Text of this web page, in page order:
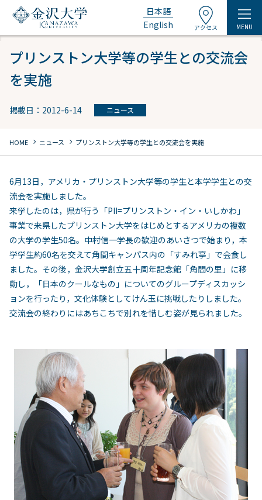
日本語
English
アクセス MENU
プリンストン大学等の学生との交流会
を実施
掲載日：2012-6-14 ニュース
HOME chevron_right ニュース chevron_right プリンストン大学等の学生との交流会を実施
6月13日，アメリカ・プリンストン大学等の学生と本学学生との交
流会を実施しました。
来学したのは，県が行う「PII=プリンストン・イン・いしかわ」
事業で来県したプリンストン大学をはじめとするアメリカの複数
の大学の学生50名。中村信一学長の歓迎のあいさつで始まり，本
学学生約60名を交えて角間キャンパス内の「すみれ亭」で会食し
ました。その後，金沢大学創立五十周年記念館「角間の里」に移
動し，「日本のクールなもの」についてのグループディスカッシ
ョンを行ったり，文化体験としてけん玉に挑戦したりしました。
交流会の終わりにはあちこちで別れを惜しむ姿が見られました。